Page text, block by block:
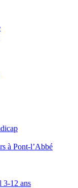
à Pont-l’Abbé
3-12 ans